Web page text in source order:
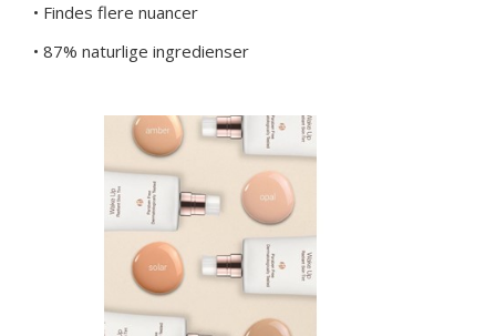
• Findes flere nuancer
• 87% naturlige ingredienser